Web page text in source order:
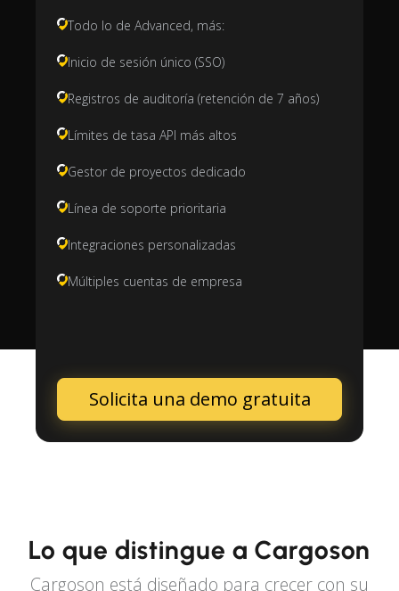
Todo lo de Advanced, más:
Inicio de sesión único (SSO)
Registros de auditoría (retención de 7 años)
Límites de tasa API más altos
Gestor de proyectos dedicado
Línea de soporte prioritaria
Integraciones personalizadas
Múltiples cuentas de empresa
Solicita una demo gratuita
Lo que distingue a Cargoson
Cargoson está diseñado para crecer con su